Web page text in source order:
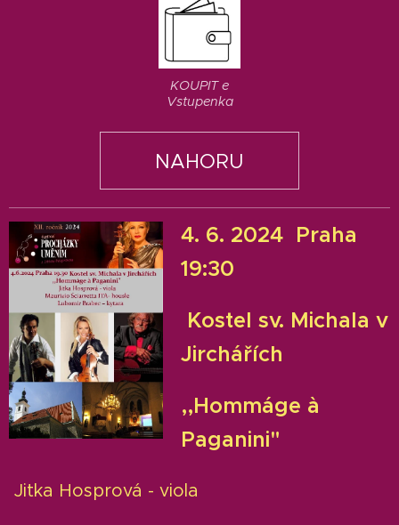
KOUPIT e
Vstupenka
NAHORU
4. 6. 2024 Praha
19:30
Kostel sv. Michala v
Jirchářích
,,Hommáge à
Paganini"
Jitka Hosprová - viola